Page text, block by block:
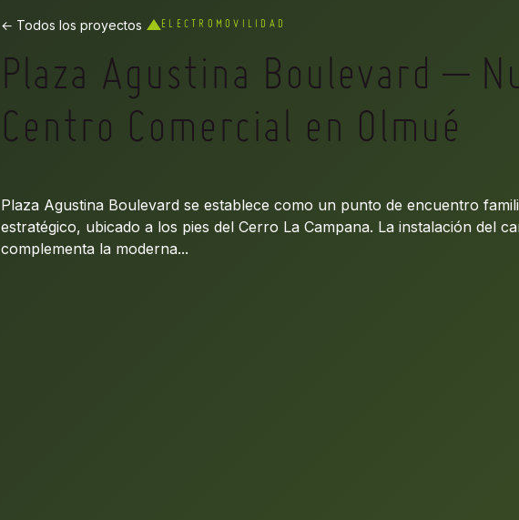
← Todos los proyectos ELECTROMOVILIDAD
Plaza Agustina Boulevard –
Centro Comercial en Olmué
Plaza Agustina Boulevard se establece como un punto de encuentro
estratégico, ubicado a los pies del Cerro La Campana. La instalación del
complementa la moderna...